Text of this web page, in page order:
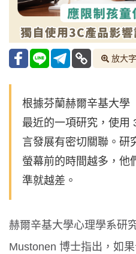
放大
根據芬蘭赫爾辛基大學
最近的一項研究，使用
言發展有密切關聯。研
螢幕前的時間越多，他
準就越差。
赫爾辛基大學心理學系研
Mustonen 博士指出，如